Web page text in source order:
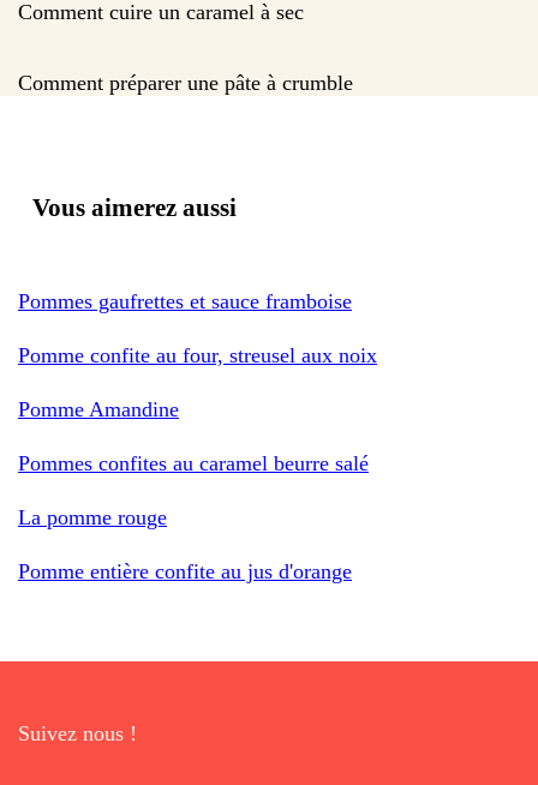
Comment cuire un caramel à sec
Comment préparer une pâte à crumble
Vous aimerez aussi
Pommes gaufrettes et sauce framboise
Pomme confite au four, streusel aux noix
Pomme Amandine
Pommes confites au caramel beurre salé
La pomme rouge
Pomme entière confite au jus d'orange
Suivez nous !